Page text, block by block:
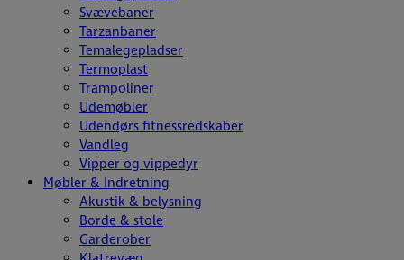
Svævebaner
Tarzanbaner
Temalegepladser
Termoplast
Trampoliner
Udemøbler
Udendørs fitnessredskaber
Vandleg
Vipper og vippedyr
Møbler & Indretning
Akustik & belysning
Borde & stole
Garderober